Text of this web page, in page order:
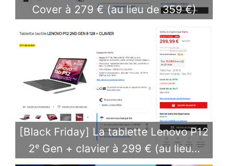
Cover à 279 € (au lieu de 359 €)
[Black Friday] La tablette Lenovo P12
2ᵉ Gen + clavier à 299 € (au lieu…